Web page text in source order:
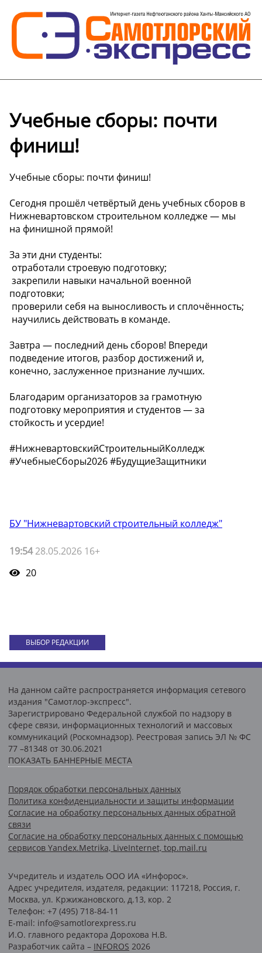
Учебные сборы: почти
финиш!
Учебные сборы: почти финиш!
Сегодня прошёл четвёртый день учебных сборов в
Нижневартовском строительном колледже — мы
на финишной прямой!
За эти дни студенты:
️ отработали строевую подготовку;
️ закрепили навыки начальной военной
подготовки;
️ проверили себя на выносливость и сплочённость;
️ научились действовать в команде.
Завтра — последний день сборов! Впереди
подведение итогов, разбор достижений и,
конечно, заслуженное признание лучших.
Благодарим организаторов за грамотную
подготовку мероприятия и студентов — за
стойкость и усердие!
#НижневартовскийСтроительныйКолледж
#УчебныеСборы2026 #БудущиеЗащитники
БУ "Нижневартовский строительный колледж"
19:5428.05.2026 16+
20
ВЫБОР РЕДАКЦИИ
На данном сайте распространяется информация сетевого
издания "Самотлор-экспресс".
Зарегистрировано Федеральной службой по надзору в
сфере связи, информационных технологий и массовых
коммуникаций (Роскомнадзор). Реестровая запись ЭЛ № ФС
77 –81348 от 30.06.2021
ПОКАЗАТЬ БАННЕРНЫЕ МЕСТА
Порядок обработки персональных данных
Политика конфиденциальности и защиты информации
Согласие на обработку персональных данных обратной
связи
Согласие на обработку персональных данных с помощью
сервисов Yandex.Metrika, LiveInternet, top.mail.ru
Учредитель и издатель ООО ИА «Инфорос».
Адрес учредителя, издателя, редакции: 117218, Россия, г.
Москва, ул. Кржижановского, д.13, кор. 2
Телефон: +7 (495) 718-84-11
E-mail: info@samotlorexpress.ru
И.О. главного редактора Дорохова Н.В.
Разработчик сайта – INFOROS 2026